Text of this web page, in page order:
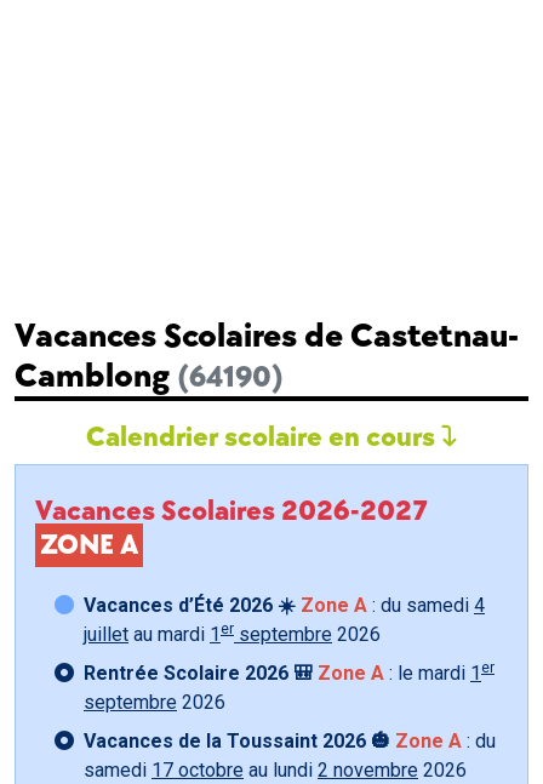
Vacances Scolaires de Castetnau-
Camblong (64190)
Calendrier scolaire en cours
Vacances Scolaires 2026-2027
ZONE A
Vacances d’Été 2026 ☀️ Zone A : du samedi 4
juillet au mardi 1 er septembre 2026
Rentrée Scolaire 2026 🎒 Zone A : le mardi 1 er
septembre 2026
Vacances de la Toussaint 2026 🎃 Zone A : du
samedi 17 octobre au lundi 2 novembre 2026